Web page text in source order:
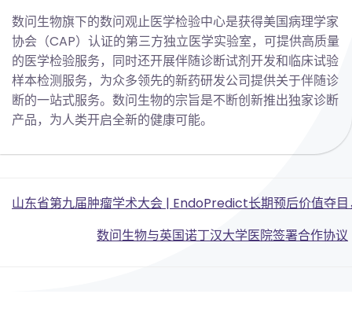
数问生物旗下的数问观止医学检验中心是获得美国病理学家
协会（CAP）认证的第三方独立医学实验室，可提供高质量
的医学检验服务，同时还开展伴随诊断试剂开发和临床试验
样本检测服务，为众多领先的新药研发公司提供关于伴随诊
断的一站式服务。数问生物的宗旨是不断创新推出独家诊断
产品，为人类开启全新的健康可能。
Post
navigation
山东省第九届肿瘤学术大会 | EndoPredict长期预后价值夺
数问生物与英国诺丁汉大学医院签署合作协议